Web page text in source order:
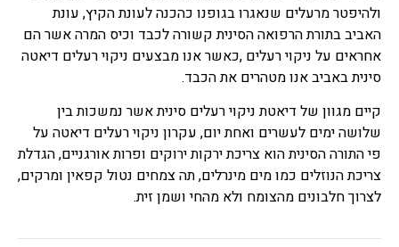
ולהיפטר מרעלים שנאגרו בגופנו כהכנה לעונת הקיץ, עונת
האביב בתורת הרפואה הסינית קשורה לכבד וכיס המרה אשר הם
אחראים על ניקוי רעלים ,כאשר אנו מבצעים ניקוי רעלים דיאטה
סינית באביב אנו מטהרים את הכבד.
קיים מגוון של דיאטת ניקוי רעלים סינית אשר נמשכות בין
שלושה ימים לעשרים ואחת יום, עקרון ניקוי רעלים דיאטה על
פי התורה הסינית הוא צריכת ירקות ירוקים ופרות אורגניים, הגדלת
צריכת הנוזלים כמו מים מינרלים, תה צמחים נטול קפאין ומרקים,
לצרוך חלבונים מהצומח ולא מהחי ושמן זית.